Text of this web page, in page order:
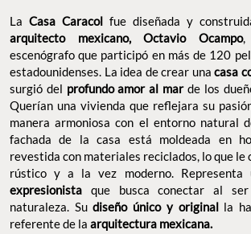
La Casa Caracol fue diseñada y
arquitecto mexicano, Octavio Ocampo,
escenógrafo que participó en más de 120
estadounidenses. La idea de crear una casa
surgió del profundo amor al marde los
Querían una vivienda que reflejara su
manera armoniosa con el entorno natural
fachada de la casa está moldeada en
revestida con materiales reciclados, lo que le
rústico y a la vez moderno. Representa
expresionista que busca conectar al
naturaleza. Sudiseño único y originalla ha
referente de la arquitectura mexicana.